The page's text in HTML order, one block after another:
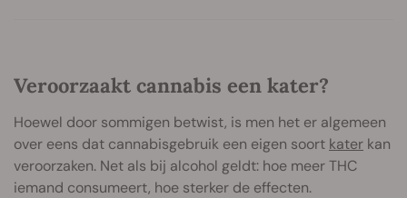
Veroorzaakt cannabis een kater?
Hoewel door sommigen betwist, is men het er algemeen
over eens dat cannabisgebruik een eigen soort kater kan
veroorzaken. Net als bij alcohol geldt: hoe meer THC
iemand consumeert, hoe sterker de effecten.